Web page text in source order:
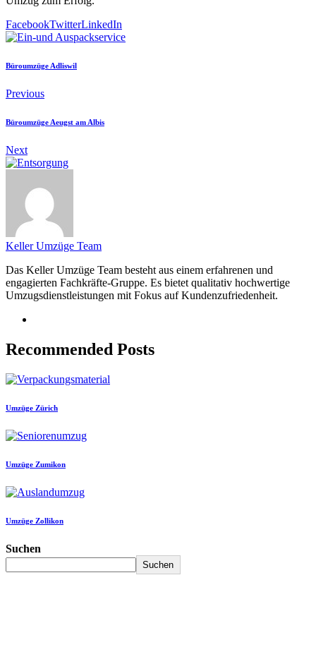
FacebookTwitterLinkedIn
Büroumzüge Adliswil
Previous
Büroumzüge Aeugst am Albis
Next
Keller Umzüge Team
Das Keller Umzüge Team besteht aus einem erfahrenen und
engagierten Fachkräfte-Gruppe. Es bietet qualitativ hochwertige
Umzugsdienstleistungen mit Fokus auf Kundenzufriedenheit.
Recommended Posts
Umzüge Zürich
Umzüge Zumikon
Umzüge Zollikon
Suchen
Suchen